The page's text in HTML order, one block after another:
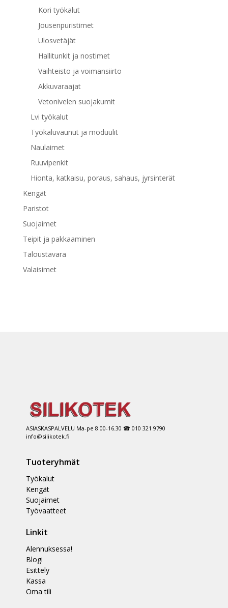
Kori työkalut
Jousenpuristimet
Ulosvetäjät
Hallitunkit ja nostimet
Vaihteisto ja voimansiirto
Akkuvaraajat
Vetonivelen suojakumit
Lvi työkalut
Työkaluvaunut ja moduulit
Naulaimet
Ruuvipenkit
Hionta, katkaisu, poraus, sahaus, jyrsinterät
Kengät
Paristot
Suojaimet
Teipit ja pakkaaminen
Taloustavara
Valaisimet
ASIASKASPALVELU Ma-pe 8.00-16.30 ☎ 010 321 9790
info@silikotek.fi
Tuoteryhmät
Työkalut
Kengät
Suojaimet
Työvaatteet
Linkit
Alennuksessa!
Blogi
Esittely
Kassa
Oma tili